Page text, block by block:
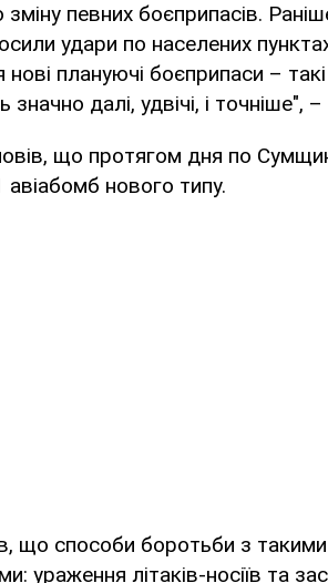
певних боєприпасів.
удари по населених
плануючі боєприпаси –
далі, удвічі, і точніше",
що протягом дня по
нового типу.
що способи боротьби з такими
ураження літаків-носіїв та